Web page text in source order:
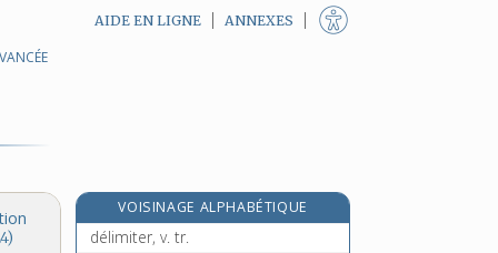
AIDE EN LIGNE ANNEXES
VOISINAGE ALPHABÉTIQUE
délimitation, n. f.
délimiter, v. tr.